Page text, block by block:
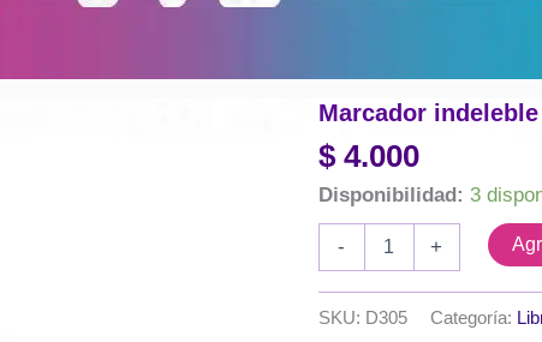
Marcador
$4.000
Disponibilidad: 3
-
indeleble
punta
+
SKU: D305 Categoría: